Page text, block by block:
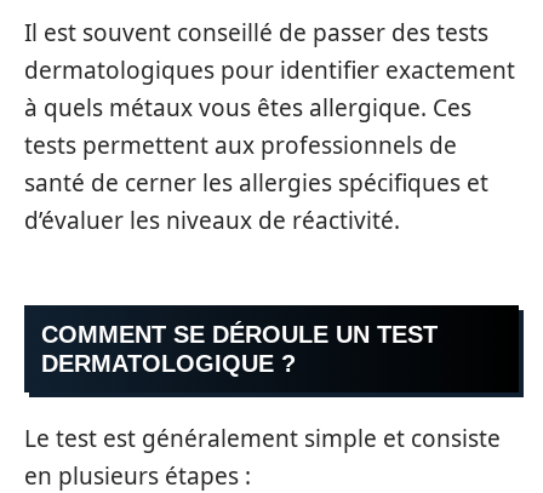
Il est souvent conseillé de passer des tests
dermatologiques pour identifier exactement
à quels métaux vous êtes allergique. Ces
tests permettent aux professionnels de
santé de cerner les allergies spécifiques et
d’évaluer les niveaux de réactivité.
COMMENT SE DÉROULE UN TEST
DERMATOLOGIQUE ?
Le test est généralement simple et consiste
en plusieurs étapes :